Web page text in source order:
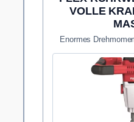
VOLLE
Enormes